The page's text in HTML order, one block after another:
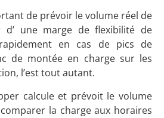
de prévoir le volume réel de
d’ une marge de flexibilité de
en cas de pics de
de montée en charge sur les
l’est tout autant.
calcule et prévoit le volume
la charge aux horaires